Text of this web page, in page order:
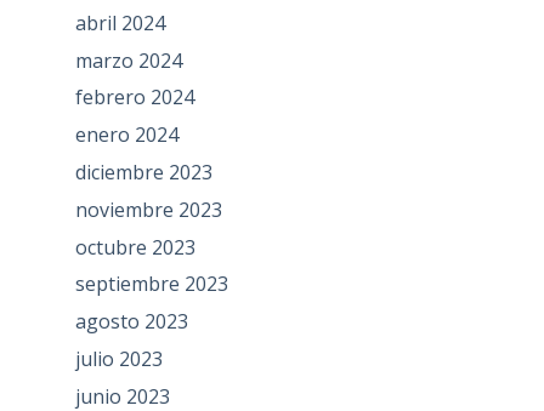
abril 2024
marzo 2024
febrero 2024
enero 2024
diciembre 2023
noviembre 2023
octubre 2023
septiembre 2023
agosto 2023
julio 2023
junio 2023